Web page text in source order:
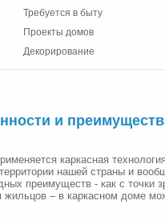
Требуется в быту
Проекты домов
Декорирование
и
каркасная
нашей страны и
преимуществ - как с точки
жильцов – в каркасном доме